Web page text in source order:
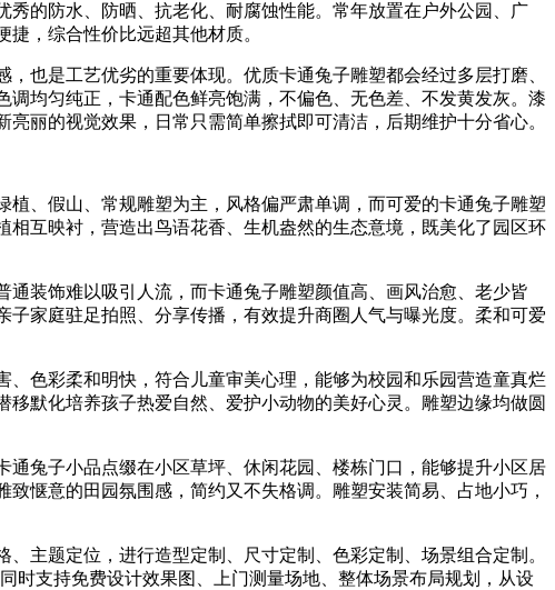
的防水、防晒、抗老化、耐腐蚀性能。常年放置在户外公园、广
，综合性价比远超其他材质。
也是工艺优劣的重要体现。优质卡通兔子雕塑都会经过多层打磨、
均匀纯正，卡通配色鲜亮饱满，不偏色、无色差、不发黄发灰。漆
丽的视觉效果，日常只需简单擦拭即可清洁，后期维护十分省心。
、假山、常规雕塑为主，风格偏严肃单调，而可爱的卡通兔子雕塑
互映衬，营造出鸟语花香、生机盎然的生态意境，既美化了园区环
装饰难以吸引人流，而卡通兔子雕塑颜值高、画风治愈、老少皆
家庭驻足拍照、分享传播，有效提升商圈人气与曝光度。柔和可爱
色彩柔和明快，符合儿童审美心理，能够为校园和乐园营造童真烂
默化培养孩子热爱自然、爱护小动物的美好心灵。雕塑边缘均做圆
兔子小品点缀在小区草坪、休闲花园、楼栋门口，能够提升小区居
惬意的田园氛围感，简约又不失格调。雕塑安装简易、占地小巧，
主题定位，进行造型定制、尺寸定制、色彩定制、场景组合定制。
时支持免费设计效果图、上门测量场地、整体场景布局规划，从设